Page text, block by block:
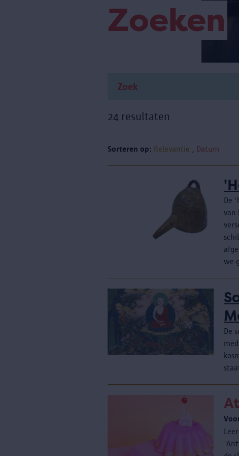
Zoeken
24 resultaten
Sorteren op: Relevantie Datum
De
van
we
De